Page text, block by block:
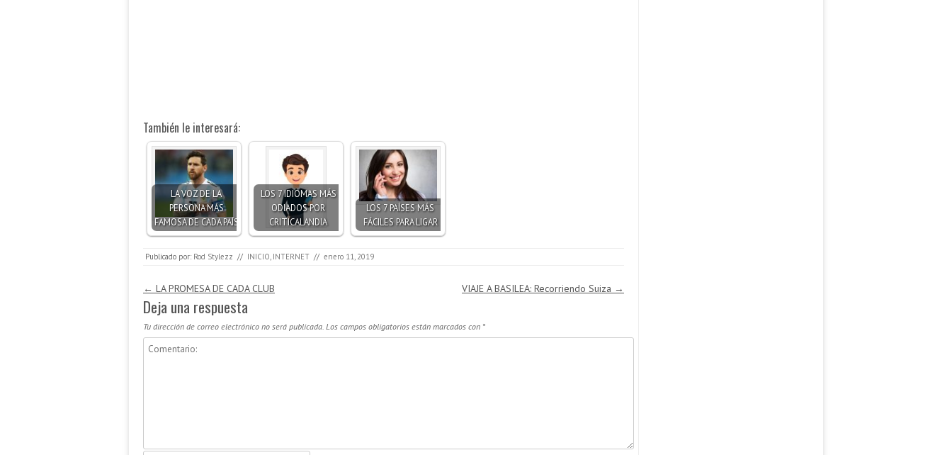
También le interesará:
LA VOZ DE LA
PERSONA MÁS
FAMOSA DE CADA PAÍS
LOS 7 IDIOMAS MÁS
ODIADOS POR
CRITICALANDIA
LOS 7 PAÍSES MÁS
FÁCILES PARA LIGAR
Publicado por: Rod Stylezz // INICIO INTERNET // enero 11, 2019
Navegación de entradas
← LA PROMESA DE CADA CLUB VIAJE A BASILEA: Recorriendo Suiza →
Deja una respuesta
Tu dirección de correo electrónico no será publicada. Los campos obligatorios están marcados con *